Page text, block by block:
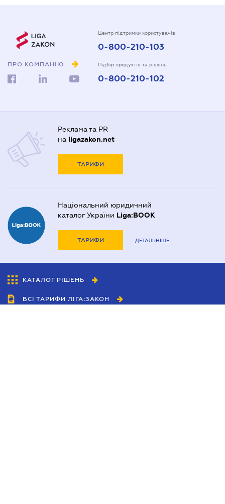
ПРО КОМПАНІЮ
Центр підтримки користувачів
0-800-210-103
Підбір продуктів та рішень
0-800-210-102
Реклама та PR
на ligazakon.net
ТАРИФИ
Національний юридичний
каталог України Liga:BOOK
ТАРИФИ ДЕТАЛЬНІШЕ
КАТАЛОГ РІШЕНЬ
ВСІ ТАРИФИ ЛІГА:ЗАКОН